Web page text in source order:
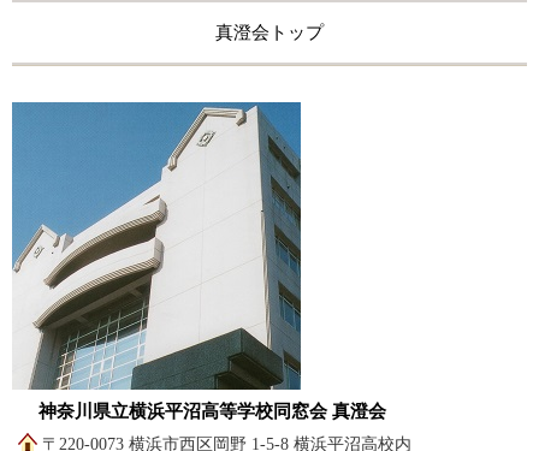
真澄会トップ
神奈川県立横浜平沼高等学校同窓会 真澄会
〒220-0073 横浜市西区岡野 1-5-8 横浜平沼高校内